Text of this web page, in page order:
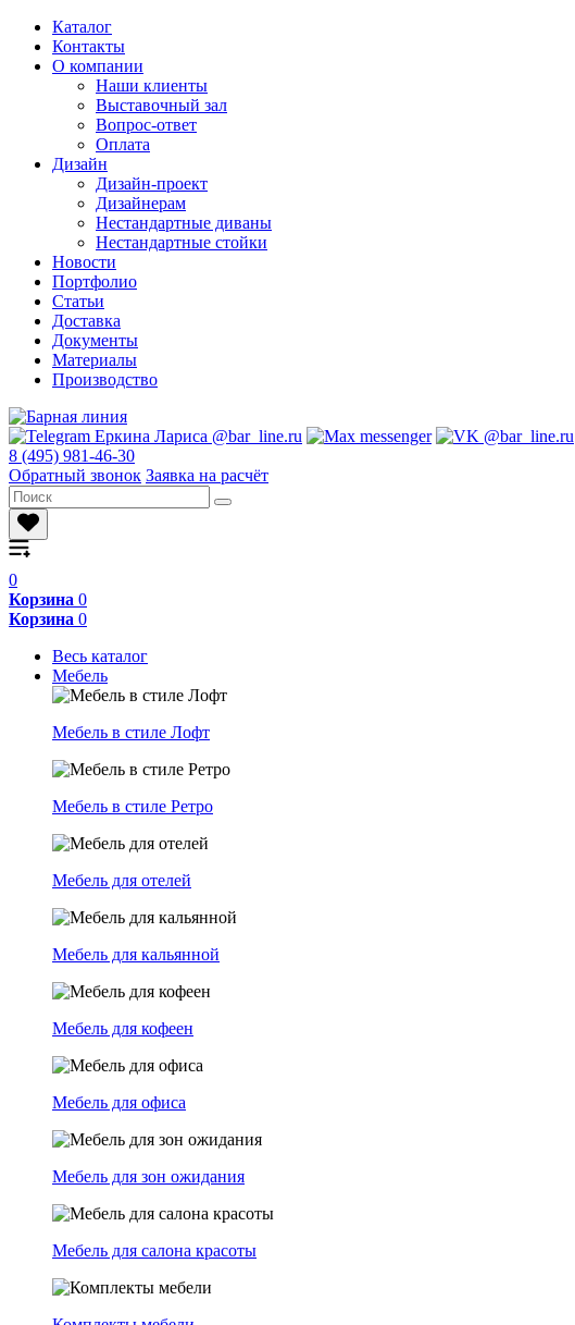
Каталог
Контакты
О компании
Наши клиенты
Выставочный зал
Вопрос-ответ
Оплата
Дизайн
Дизайн-проект
Дизайнерам
Нестандартные диваны
Нестандартные стойки
Новости
Портфолио
Статьи
Доставка
Документы
Материалы
Производство
8 (495) 981-46-30
Обратный звонок Заявка на расчёт
0
Корзина 0
Корзина 0
Весь каталог
Мебель
Мебель в стиле Лофт
Мебель в стиле Ретро
Мебель для отелей
Мебель для кальянной
Мебель для кофеен
Мебель для офиса
Мебель для зон ожидания
Мебель для салона красоты